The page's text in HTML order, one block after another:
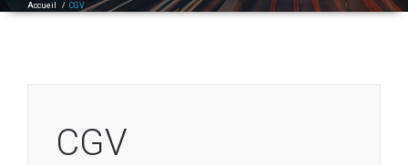
Accueil / CGV
CGV